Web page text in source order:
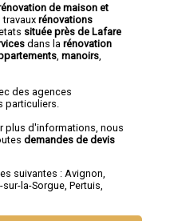
de maison et
rénovations
située près de Lafare
dans la rénovation
manoirs
des agences
particuliers.
plus d'informations, nous
demandes de devis
suivantes : Avignon,
sur-la-Sorgue, Pertuis,